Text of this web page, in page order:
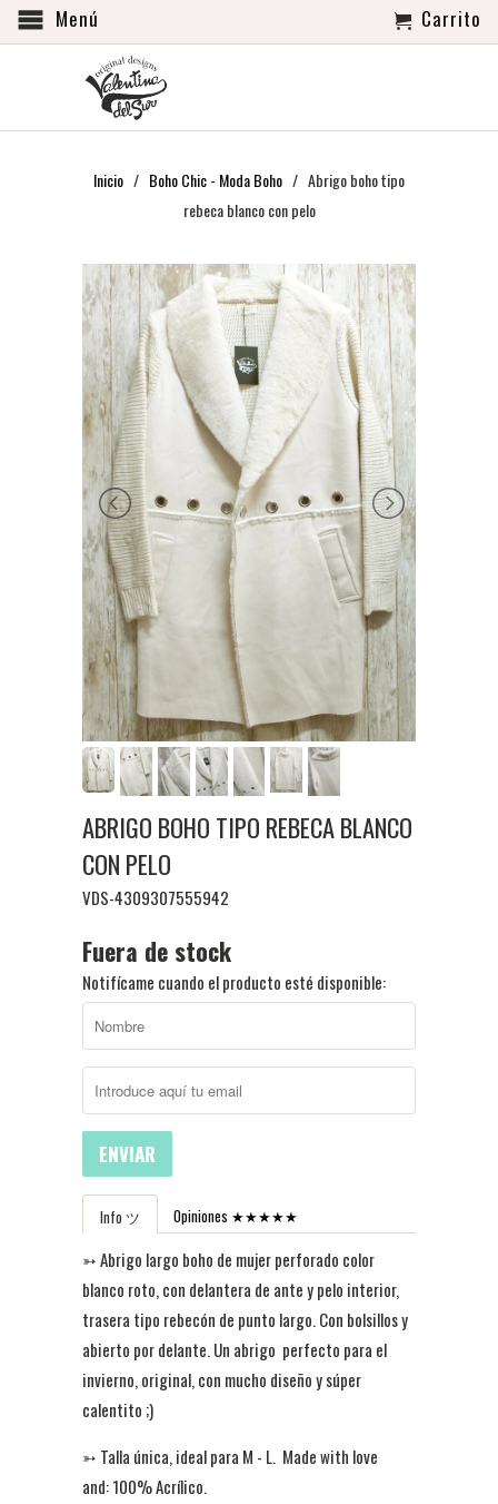
Menú Carrito
Inicio / Boho Chic - Moda Boho / Abrigo boho tipo
rebeca blanco con pelo
ABRIGO BOHO TIPO REBECA BLANCO
CON PELO
VDS-4309307555942
Fuera de stock
Notifícame cuando el producto esté disponible:
ENVIAR
Info ツ Opiniones ★★★★★
➳ Abrigo largo boho de mujer perforado color
blanco roto, con delantera de ante y pelo interior,
trasera tipo rebecón de punto largo. Con bolsillos y
abierto por delante. Un abrigo perfecto para el
invierno, original, con mucho diseño y súper
calentito ;)
➳ Talla única, ideal para M - L. Made with love
and: 100% Acrílico.